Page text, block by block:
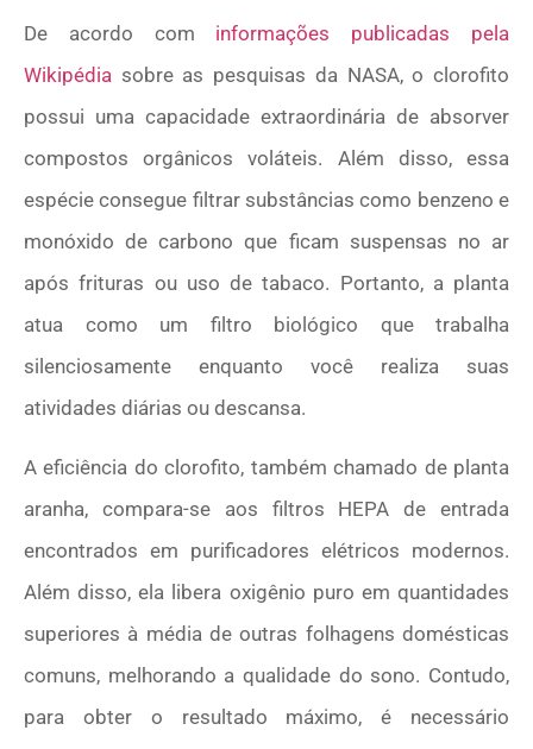
De acordo com informações publicadas pela
Wikipédia sobre as pesquisas da NASA, o clorofito
possui uma capacidade extraordinária de absorver
compostos orgânicos voláteis. Além disso, essa
espécie consegue filtrar substâncias como benzeno e
monóxido de carbono que ficam suspensas no ar
após frituras ou uso de tabaco. Portanto, a planta
atua como um filtro biológico que trabalha
silenciosamente enquanto você realiza suas
atividades diárias ou descansa.
A eficiência do clorofito, também chamado de planta
aranha, compara-se aos filtros HEPA de entrada
encontrados em purificadores elétricos modernos.
Além disso, ela libera oxigênio puro em quantidades
superiores à média de outras folhagens domésticas
comuns, melhorando a qualidade do sono. Contudo,
para obter o resultado máximo, é necessário